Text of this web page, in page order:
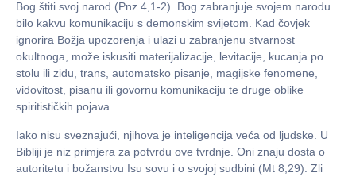
Bog štiti svoj narod (Pnz 4,1-2). Bog zabranjuje svojem narodu
bilo kakvu komunikaciju s demonskim svijetom. Kad čovjek
ignorira Božja upozorenja i ulazi u zabranjenu stvarnost
okultnoga, može iskusiti materijalizacije, levitacije, kucanja po
stolu ili zidu, trans, automatsko pisanje, magijske fenomene,
vidovitost, pisanu ili govornu komunikaciju te druge oblike
spiritističkih pojava.
Iako nisu sveznajući, njihova je inteligencija veća od ljudske. U
Bibliji je niz primjera za potvrdu ove tvrdnje. Oni znaju dosta o
autoritetu i božanstvu Isu sovu i o svojoj sudbini (Mt 8,29). Zli